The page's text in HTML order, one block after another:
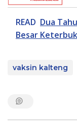
READ Dua
Besar
vaksin kalteng